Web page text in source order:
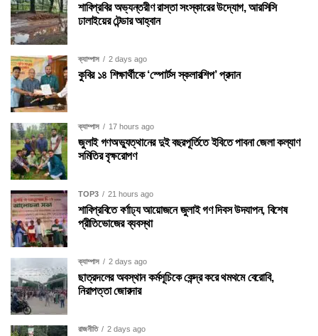
শাবিপ্রবির অভ্যন্তরীণ রাস্তা সংস্কারের উদ্যোগ, আরসিসি
ঢালাইয়ের টেন্ডার আহ্বান
ক্যাম্পাস 2 days ago
কুবির ১৪ শিক্ষার্থীকে ‘স্পোর্টস স্কলারশিপ’ প্রদান
ক্যাম্পাস 17 hours ago
জুলাই গণঅভ্যুত্থানের দুই বছরপূর্তিতে ইবিতে পাবনা জেলা কল্যাণ
সমিতির বৃক্ষরোপণ
TOP3 21 hours ago
শাবিপ্রবিতে বর্ণাঢ্য আয়োজনে জুলাই গণ দিবস উদযাপন, বিশেষ
প্রীতিভোজের ব্যবস্থা
ক্যাম্পাস 2 days ago
ছাত্রদলের অবস্থান কর্মসূচিকে কেন্দ্র করে থমথমে বেরোবি,
নিরাপত্তা জোরদার
রাজনীতি 2 days ago